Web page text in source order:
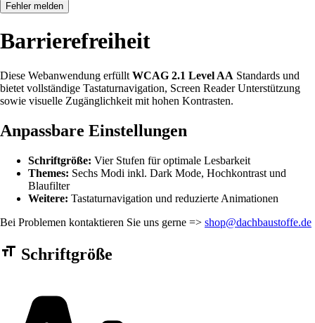
Fehler melden
Barrierefreiheit
Diese Webanwendung erfüllt WCAG 2.1 Level AA Standards und
bietet vollständige Tastaturnavigation, Screen Reader Unterstützung
sowie visuelle Zugänglichkeit mit hohen Kontrasten.
Anpassbare Einstellungen
Schriftgröße: Vier Stufen für optimale Lesbarkeit
Themes: Sechs Modi inkl. Dark Mode, Hochkontrast und
Blaufilter
Weitere: Tastaturnavigation und reduzierte Animationen
Bei Problemen kontaktieren Sie uns gerne => shop@dachbaustoffe.de
Barrierefreiheit Einstellungen Formular
Schriftgröße